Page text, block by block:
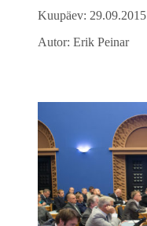
Kuupäev: 29.09.2015
Autor: Erik Peinar